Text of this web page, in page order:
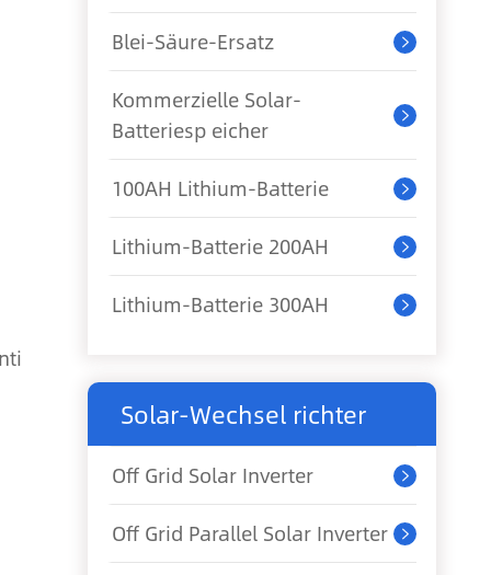
Blei-Säure-Ersatz 
Kommerzielle Solar-
Batteriesp eicher

100AH Lithium-Batterie 
Lithium-Batterie 200AH 
Lithium-Batterie 300AH 
Solar-Wechsel richter
Off Grid Solar Inverter 
Off Grid Parallel Solar Inverter 